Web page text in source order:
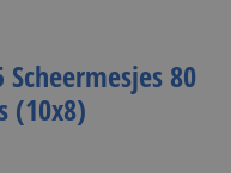
80
(10x8)